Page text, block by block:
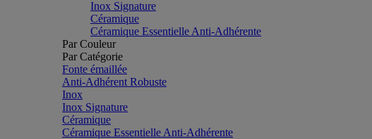
Inox Signature
Céramique
Céramique Essentielle Anti-Adhérente
Par Couleur
Par Catégorie
Fonte émaillée
Anti-Adhérent Robuste
Inox
Inox Signature
Céramique
Céramique Essentielle Anti-Adhérente